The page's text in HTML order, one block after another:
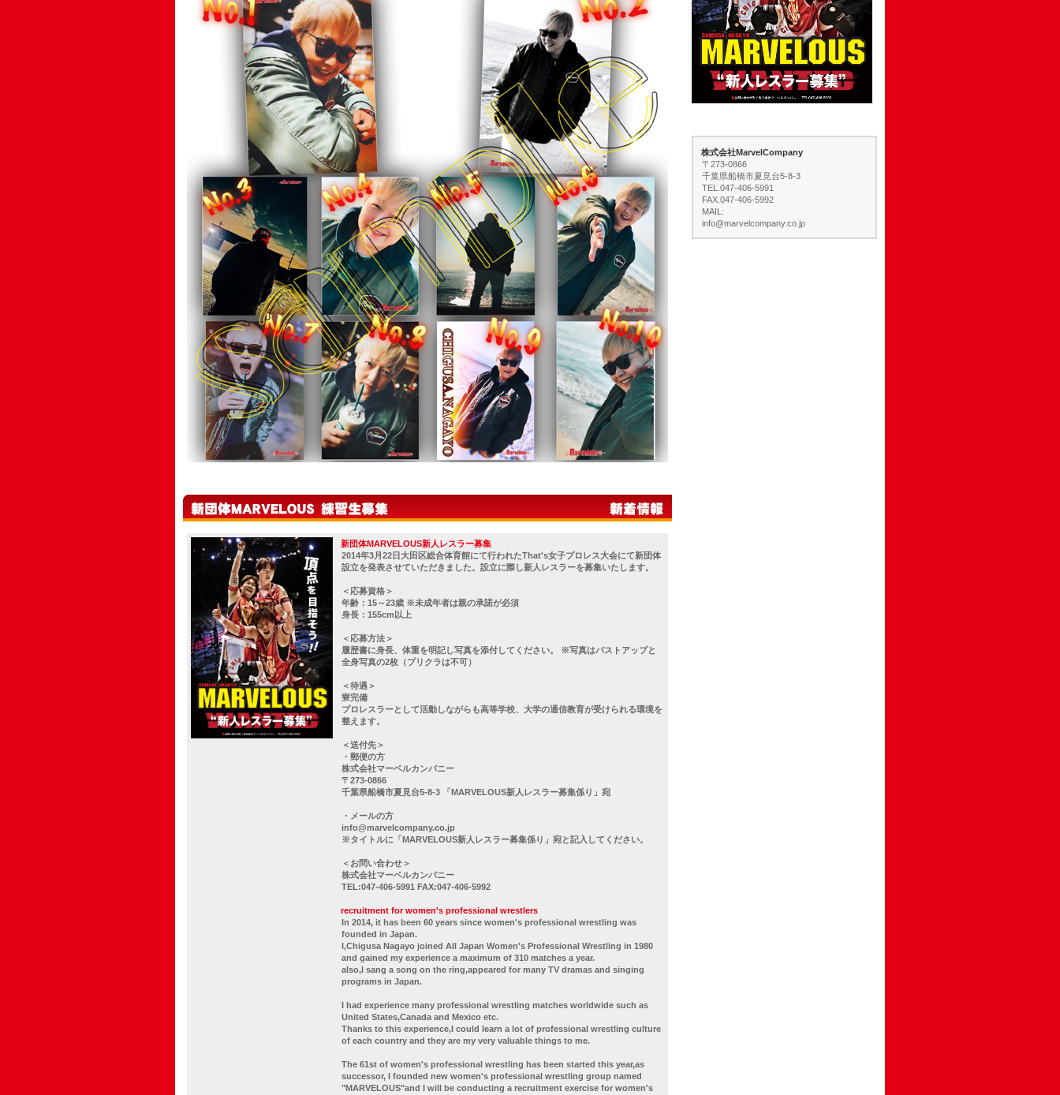
新団体MARVELOUS新人レスラー募集
2014年3月22日大田区総合体育館にて行われたThat's女子プロレス大会にて新団体
設立を発表させていただきました。設立に際し新人レスラーを募集いたします。
＜応募資格＞
年齢：15～23歳 ※未成年者は親の承諾が必須
身長：155cm以上
＜応募方法＞
履歴書に身長、体重を明記し写真を添付してください。 ※写真はバストアップと
全身写真の2枚（プリクラは不可）
＜待遇＞
寮完備
プロレスラーとして活動しながらも高等学校、大学の通信教育が受けられる環境を
整えます。
＜送付先＞
・郵便の方
株式会社マーベルカンパニー
〒273-0866
千葉県船橋市夏見台5-8-3 「MARVELOUS新人レスラー募集係り」宛
・メールの方
info@marvelcompany.co.jp
※タイトルに「MARVELOUS新人レスラー募集係り」宛と記入してください。
＜お問い合わせ＞
株式会社マーベルカンパニー
TEL:047-406-5991 FAX:047-406-5992
recruitment for women's professional wrestlers
In 2014, it has been 60 years since women's professional wrestling was
founded in Japan.
I,Chigusa Nagayo joined All Japan Women's Professional Wrestling in 1980
and gained my experience a maximum of 310 matches a year.
also,I sang a song on the ring,appeared for many TV dramas and singing
programs in Japan.
I had experience many professional wrestling matches worldwide such as
United States,Canada and Mexico etc.
Thanks to this experience,I could learn a lot of professional wrestling culture
of each country and they are my very valuable things to me.
The 61st of women's professional wrestling has been started this year,as
successor, I founded new women's professional wrestling group named
"MARVELOUS"and I will be conducting a recruitment exercise for women's
株式会社MarvelCompany
〒273-0866
千葉県船橋市夏見台5-8-3
TEL.047-406-5991
FAX.047-406-5992
MAIL:
info@marvelcompany.co.jp